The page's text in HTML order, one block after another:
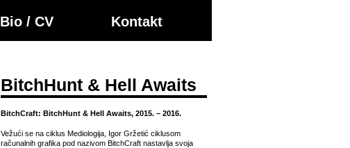
Bio / CV Kontakt
BitchHunt & Hell Awaits
BitchCraft: BitchHunt & Hell Awaits, 2015. – 2016.
Vežući se na ciklus Mediologija, Igor Gržetić ciklusom
računalnih grafika pod nazivom BitchCraft nastavlja svoja